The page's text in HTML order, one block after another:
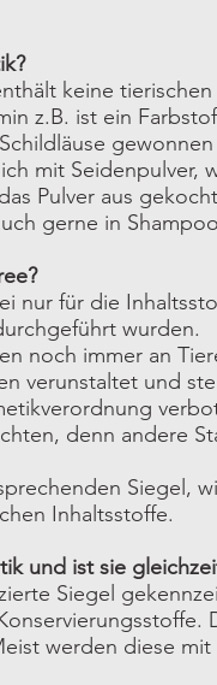
keine
z.B. ist ein
mit Seidenpulver,
Pulver aus
gerne in
nur für die
wurden.
noch immer an
verunstaltet und
denn andere
Siegel,
Inhaltsstoffe.
und ist sie
Siegel
werden diese